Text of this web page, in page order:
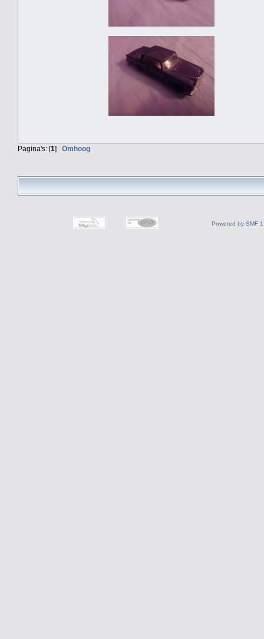
Pagina's: [1] Omhoog
Powered by SMF